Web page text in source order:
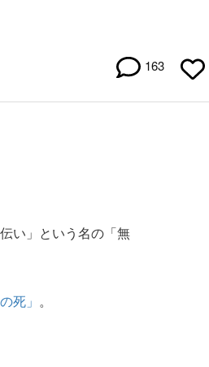
163
い」という名の「無
死」 。